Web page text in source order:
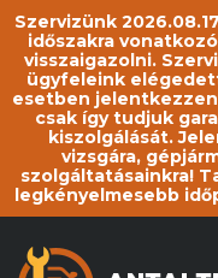
Szervizünk
időszakra
visszaigazolni.
ügyfeleink
esetben
csak így tudjuk
kiszolgálását.
vizsgára,
szolgáltatásainkra!
legkényelmesebb